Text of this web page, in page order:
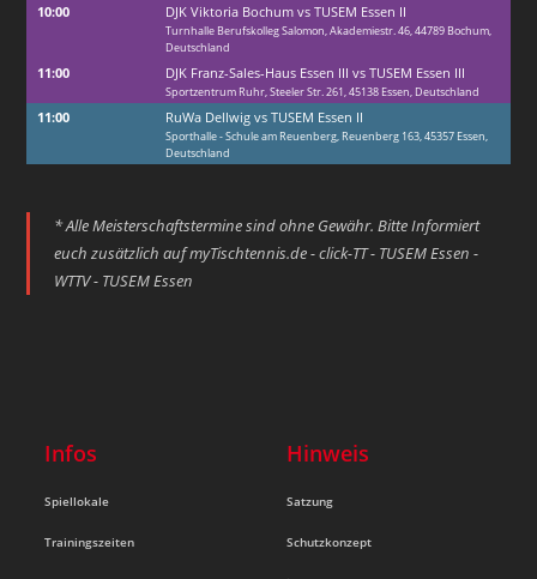
10:00 DJK Viktoria Bochum vs TUSEM Essen II
Turnhalle Berufskolleg Salomon, Akademiestr. 46, 44789 Bochum,
Deutschland
11:00 DJK Franz-Sales-Haus Essen III vs TUSEM Essen III
Sportzentrum Ruhr, Steeler Str. 261, 45138 Essen, Deutschland
11:00 RuWa Dellwig vs TUSEM Essen II
Sporthalle - Schule am Reuenberg, Reuenberg 163, 45357 Essen,
Deutschland
* Alle Meisterschaftstermine sind ohne Gewähr. Bitte Informiert
euch zusätzlich aufmyTischtennis.de - click-TT - TUSEM Essen -
WTTV - TUSEM Essen
Infos
Spiellokale
Trainingszeiten
Hinweis
Satzung
Schutzkonzept